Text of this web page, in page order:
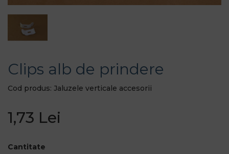
Clips alb de prindere
Cod produs: Jaluzele verticale accesorii
1,73 Lei
Cantitate